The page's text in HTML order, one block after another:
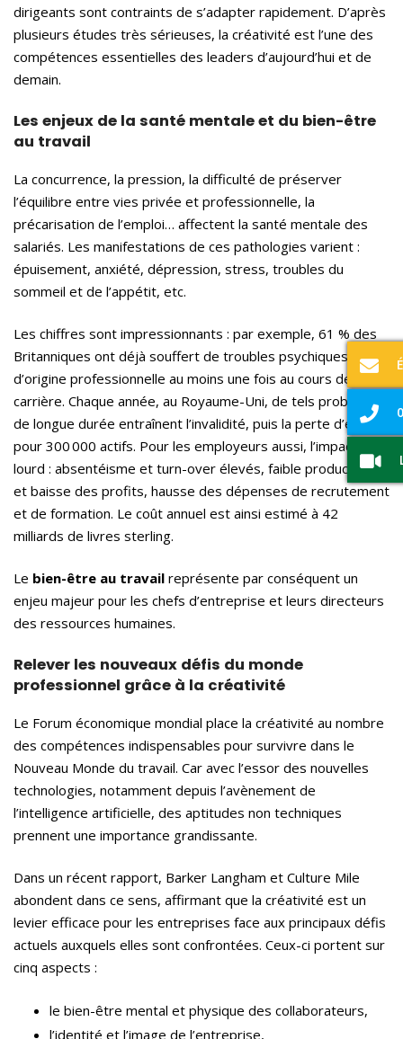
dirigeants sont contraints de s’adapter rapidement. D’après
plusieurs études très sérieuses, la créativité est l’une des
compétences essentielles des leaders d’aujourd’hui et de
demain.
Les enjeux de la santé mentale et du bien-être
au travail
La concurrence, la pression, la difficulté de préserver
l’équilibre entre vies privée et professionnelle, la
précarisation de l’emploi… affectent la santé mentale des
salariés. Les manifestations de ces pathologies varient :
épuisement, anxiété, dépression, stress, troubles du
sommeil et de l’appétit, etc.
Les chiffres sont impressionnants : par exemple, 61 % des
Britanniques ont déjà souffert de troubles psychiques
d’origine professionnelle au moins une fois au cours de leur
carrière. Chaque année, au Royaume-Uni, de tels problèmes
de longue durée entraînent l’invalidité, puis la perte d’emploi
pour 300 000 actifs. Pour les employeurs aussi, l’impact est
lourd : absentéisme et turn-over élevés, faible productivité
et baisse des profits, hausse des dépenses de recrutement
et de formation. Le coût annuel est ainsi estimé à 42
milliards de livres sterling.
Le bien-être au travail représente par conséquent un
enjeu majeur pour les chefs d’entreprise et leurs directeurs
des ressources humaines.
Relever les nouveaux défis du monde
professionnel grâce à la créativité
Le Forum économique mondial place la créativité au nombre
des compétences indispensables pour survivre dans le
Nouveau Monde du travail. Car avec l’essor des nouvelles
technologies, notamment depuis l’avènement de
l’intelligence artificielle, des aptitudes non techniques
prennent une importance grandissante.
Dans un récent rapport, Barker Langham et Culture Mile
abondent dans ce sens, affirmant que la créativité est un
levier efficace pour les entreprises face aux principaux défis
actuels auxquels elles sont confrontées. Ceux-ci portent sur
cinq aspects :
le bien-être mental et physique des collaborateurs,
l’identité et l’image de l’entreprise,